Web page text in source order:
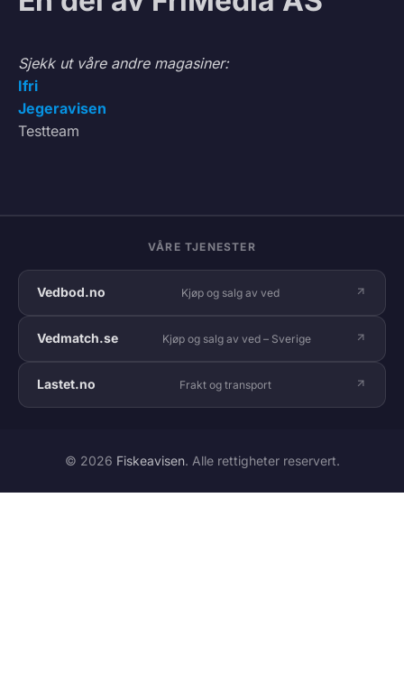
Sjekk ut våre andre magasiner:
Ifri
Jegeravisen
Testteam
VÅRE TJENESTER
Vedbod.no Kjøp og salg av ved
Vedmatch.se Kjøp og salg av ved – Sverige
Lastet.no Frakt og transport
© 2026 Fiskeavisen. Alle rettigheter reservert.